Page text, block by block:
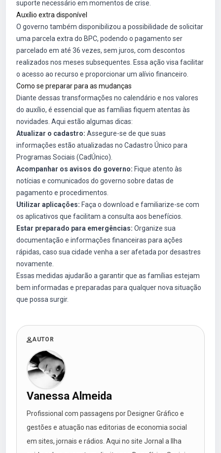
suporte necessário em momentos de crise.
Auxílio extra disponível
O governo também disponibilizou a possibilidade de solicitar
uma parcela extra do BPC, podendo o pagamento ser
parcelado em até 36 vezes, sem juros, com descontos
realizados nos meses subsequentes. Essa ação visa facilitar
o acesso ao recurso e proporcionar um alívio financeiro.
Como se preparar para as mudanças
Diante dessas transformações no calendário e nos valores
do auxílio, é essencial que as famílias fiquem atentas às
novidades. Aqui estão algumas dicas:
Atualizar o cadastro: Assegure-se de que suas
informações estão atualizadas no Cadastro Único para
Programas Sociais (CadÚnico).
Acompanhar os avisos do governo: Fique atento às
notícias e comunicados do governo sobre datas de
pagamento e procedimentos.
Utilizar aplicações: Faça o download e familiarize-se com
os aplicativos que facilitam a consulta aos benefícios.
Estar preparado para emergências: Organize sua
documentação e informações financeiras para ações
rápidas, caso sua cidade venha a ser afetada por desastres
novamente.
Essas medidas ajudarão a garantir que as famílias estejam
bem informadas e preparadas para qualquer nova situação
que possa surgir.
AUTOR
Vanessa Almeida
Profissional com passagens por Designer Gráfico e
gestões e atuação nas editorias de economia social
em sites, jornais e rádios. Aqui no site Jornal a Ilha